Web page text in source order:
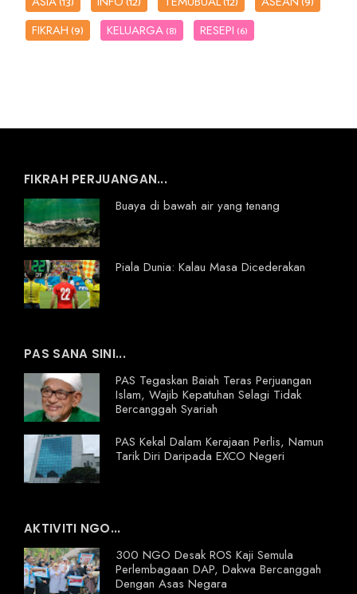
FIKRAH(9) KELUARGA (8) RESEPI (6)
FIKRAH PERJUANGAN...
Buaya di bawah air yang tenang
Piala Dunia: Kalau Masa Dicederakan
PAS SANA SINI...
PAS Tegaskan Baiah Teras Perjuangan
Islam, Wajib Kepatuhan Selagi Tidak
Bercanggah Syariah
PAS Kekal Dalam Kerajaan Perlis, Namun
Tarik Diri Daripada EXCO Negeri
AKTIVITI NGO...
300 NGO Desak ROS Kaji Semula
Perlembagaan DAP, Dakwa Bercanggah
Dengan Asas Negara